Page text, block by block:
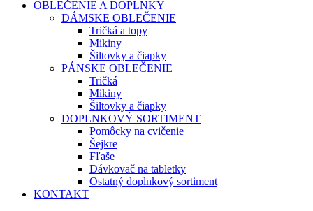
OBLEČENIE A DOPLNKY
DÁMSKE OBLEČENIE
Tričká a topy
Mikiny
Šiltovky a čiapky
PÁNSKE OBLEČENIE
Tričká
Mikiny
Šiltovky a čiapky
DOPLNKOVÝ SORTIMENT
Pomôcky na cvičenie
Šejkre
Fľaše
Dávkovač na tabletky
Ostatný doplnkový sortiment
KONTAKT